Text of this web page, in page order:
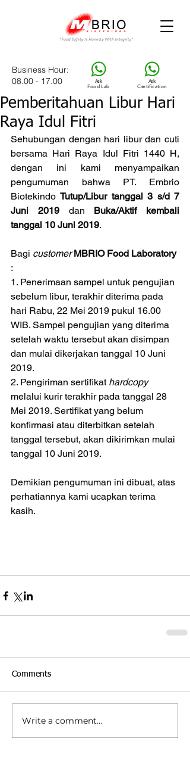
Ask
Food Lab
Ask
Certification
Business Hour:
08.00 - 17.00
Pemberitahuan Libur Hari
Raya Idul Fitri
Sehubungan dengan hari libur dan cuti
bersama Hari Raya Idul Fitri 1440 H,
dengan ini kami menyampaikan
pengumuman bahwa PT. Embrio
Biotekindo Tutup/Libur tanggal 3 s/d 7
Juni 2019 dan Buka/Aktif kembali
tanggal 10 Juni 2019.
Bagi customer MBRIO Food Laboratory
:
1. Penerimaan sampel untuk pengujian
sebelum libur, terakhir diterima pada
hari Rabu, 22 Mei 2019 pukul 16.00
WIB. Sampel pengujian yang diterima
setelah waktu tersebut akan disimpan
dan mulai dikerjakan tanggal 10 Juni
2019.
2. Pengiriman sertifikat hardcopy
melalui kurir terakhir pada tanggal 28
Mei 2019. Sertifikat yang belum
konfirmasi atau diterbitkan setelah
tanggal tersebut, akan dikirimkan mulai
tanggal 10 Juni 2019.
Demikian pengumuman ini dibuat, atas
perhatiannya kami ucapkan terima
kasih.
Comments
Write a comment...